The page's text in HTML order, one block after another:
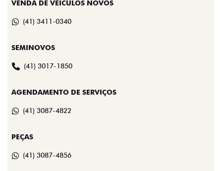
VENDA DE VEÍCULOS NOVOS
(41) 3411-0340
SEMINOVOS
(41) 3017-1850
AGENDAMENTO DE SERVIÇOS
(41) 3087-4822
PEÇAS
(41) 3087-4856